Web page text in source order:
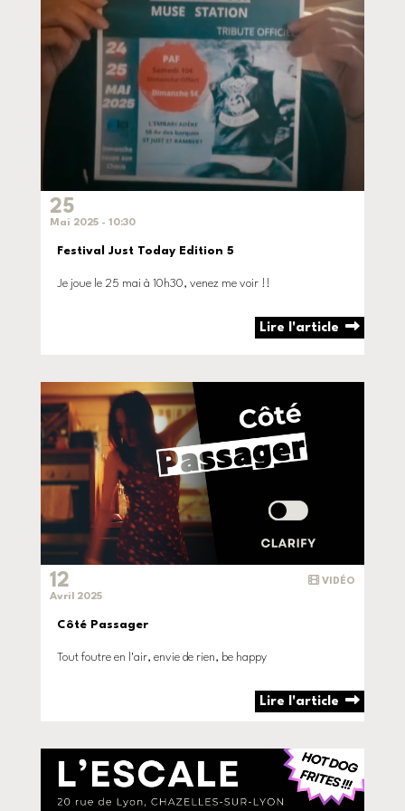
25
Mai 2025 - 10:30
Festival Just Today Edition 5
Je joue le 25 mai à 10h30, venez me voir !!
Lire l'article
VIDÉO
12
Avril 2025
Côté Passager
Tout foutre en l'air, envie de rien, be happy
Lire l'article